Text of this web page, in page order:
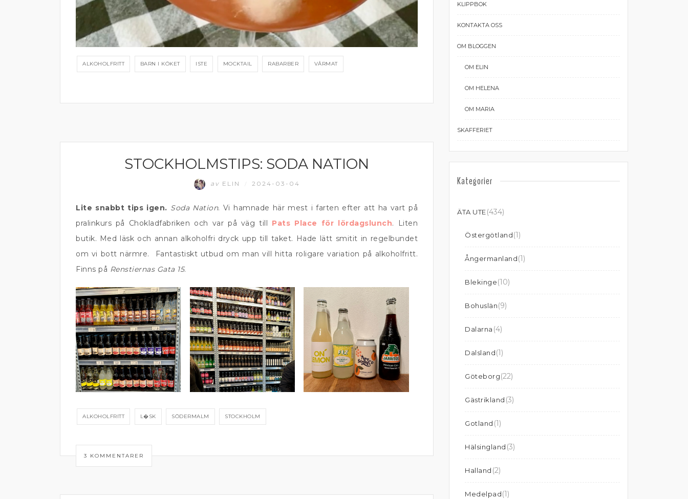
ALKOHOLFRITT BARN I KÖKET ISTE MOCKTAIL RABARBER VÅRMAT
STOCKHOLMSTIPS: SODA NATION
av ELIN 2024-03-04
Lite snabbt tips igen. Soda Nation. Vi hamnade här mest i farten efter att ha vart på
pralinkurs på Chokladfabriken och var på väg till Pats Place för lördagslunch. Liten
butik. Med läsk och annan alkoholfri dryck upp till taket. Hade lätt smitit in regelbundet
om vi bott närmre. Fantastiskt utbud om man vill hitta roligare variation på alkoholfritt.
Finns på Renstiernas Gata 15.
ALKOHOLFRITT L�SK SÖDERMALM STOCKHOLM
3 KOMMENTARER
KLIPPBOK
KONTAKTA OSS
OM BLOGGEN
OM ELIN
OM HELENA
OM MARIA
SKAFFERIET
Kategorier
ÄTA UTE(434)
Östergötland(1)
Ångermanland(1)
Blekinge(10)
Bohuslän(9)
Dalarna (4)
Dalsland(1)
Göteborg(22)
Gästrikland (3)
Gotland (1)
Hälsingland (3)
Halland (2)
Medelpad(1)